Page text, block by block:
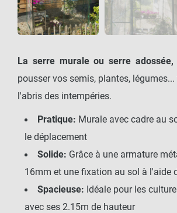
La serre murale ou serre adossée,
pousser vos semis, plantes,
l'abris des intempéries.
Pratique: Murale avec cadre au
le déplacement
Solide: Grâce à une armature
16mm et une fixation au sol à l'aide
Spacieuse: Idéale pour les
avec ses 2.15m de hauteur